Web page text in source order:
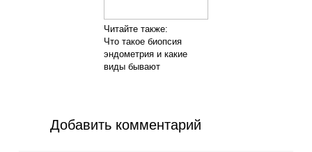
Читайте также:
Что такое биопсия
эндометрия и какие
виды бывают
Добавить комментарий